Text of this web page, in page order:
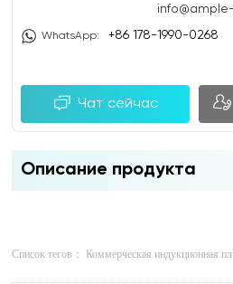
WhatsApp: +86 178-1990-0268
Чат сейчас
Описание продукта
Список тегов： Коммерческая индукционная